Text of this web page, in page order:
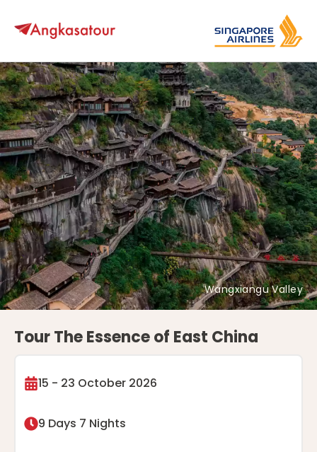
Wangxiangu Valley
Tour The Essence of East China
15 - 23 October 2026
9 Days 7 Nights